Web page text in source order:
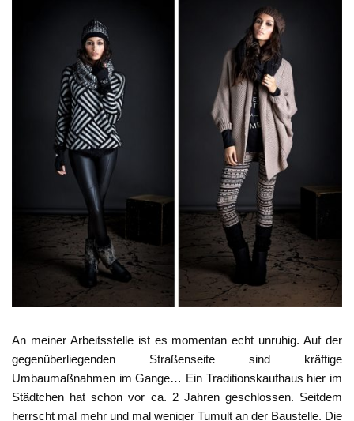
An meiner Arbeitsstelle ist es momentan echt unruhig. Auf der
gegenüberliegenden Straßenseite sind kräftige
Umbaumaßnahmen im Gange… Ein Traditionskaufhaus hier im
Städtchen hat schon vor ca. 2 Jahren geschlossen. Seitdem
herrscht mal mehr und mal weniger Tumult an der Baustelle. Die